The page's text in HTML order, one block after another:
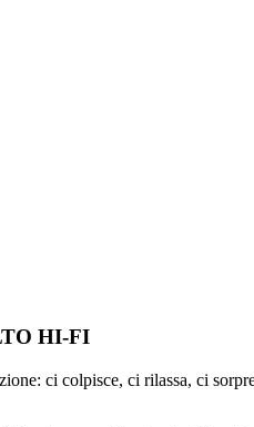
HI-FI
ci colpisce, ci rilassa, ci